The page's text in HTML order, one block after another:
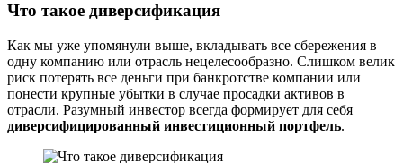
Что такое диверсификация
Как мы уже упомянули выше, вкладывать все сбережения в
одну компанию или отрасль нецелесообразно. Слишком велик
риск потерять все деньги при банкротстве компании или
понести крупные убытки в случае просадки активов в
отрасли. Разумный инвестор всегда формирует для себя
диверсифицированный инвестиционный портфель.